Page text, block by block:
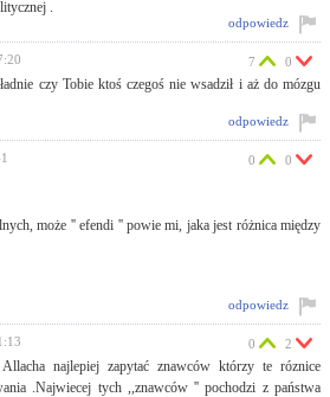
.
odpowiedz
czy Tobie ktoś czegoś nie wsadził i aż do mózgu
7 0
odpowiedz
może '' efendi '' powie mi, jaka jest różnica między
0 0
odpowiedz
najlepiej zapytać znawców którzy te róznice
.Najwiecej tych ,,znawców '' pochodzi z państwa
0 2